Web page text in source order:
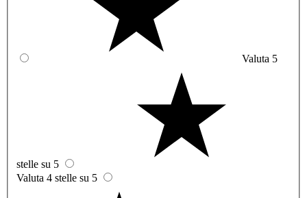
Valuta 5
stelle su 5
Valuta 4 stelle su 5